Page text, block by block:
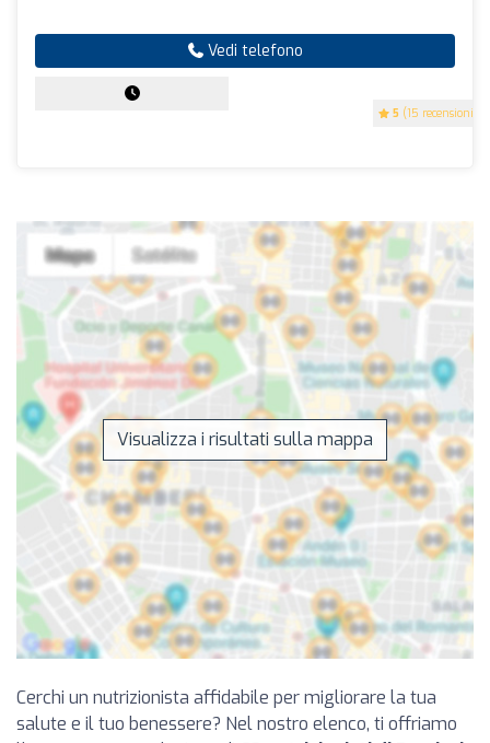
5 (15 recensioni)
Vedi telefono
Visualizza i risultati sulla mappa
Cerchi un nutrizionista affidabile per migliorare la tua
salute e il tuo benessere? Nel nostro elenco, ti offriamo